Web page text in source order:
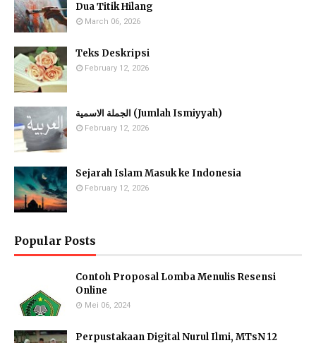
Dua Titik Hilang
March 06, 2026
Teks Deskripsi
February 12, 2026
الجملة الاسمية (Jumlah Ismiyyah)
February 12, 2026
Sejarah Islam Masuk ke Indonesia
February 12, 2026
Popular Posts
Contoh Proposal Lomba Menulis Resensi
Online
Mei 06, 2024
Perpustakaan Digital Nurul Ilmi, MTsN 12